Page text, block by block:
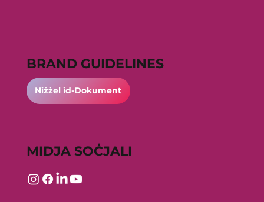
MIDJA SOĊJALI
BRAND GUIDELINES
Niżżel id-Dokument